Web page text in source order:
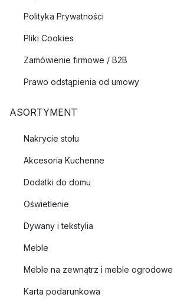
Polityka Prywatności
Pliki Cookies
Zamówienie firmowe / B2B
Prawo odstąpienia od umowy
ASORTYMENT
Nakrycie stołu
Akcesoria Kuchenne
Dodatki do domu
Oświetlenie
Dywany i tekstylia
Meble
Meble na zewnątrz i meble ogrodowe
Karta podarunkowa